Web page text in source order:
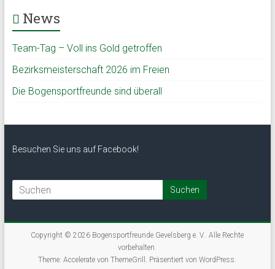
News
Team-Tag – Voll ins Gold getroffen
Bezirksmeisterschaft 2026 im Freien
Die Bogensportfreunde sind überall
Besuchen Sie uns auf Facebook!
Copyright © 2026 Bogensportfreunde Gevelsberg e. V.. Alle Rechte
vorbehalten.
Theme:Accelerate von ThemeGrill. Präsentiert vonWordPress.